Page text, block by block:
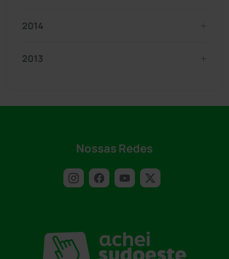
2014
2013
Nossas Redes